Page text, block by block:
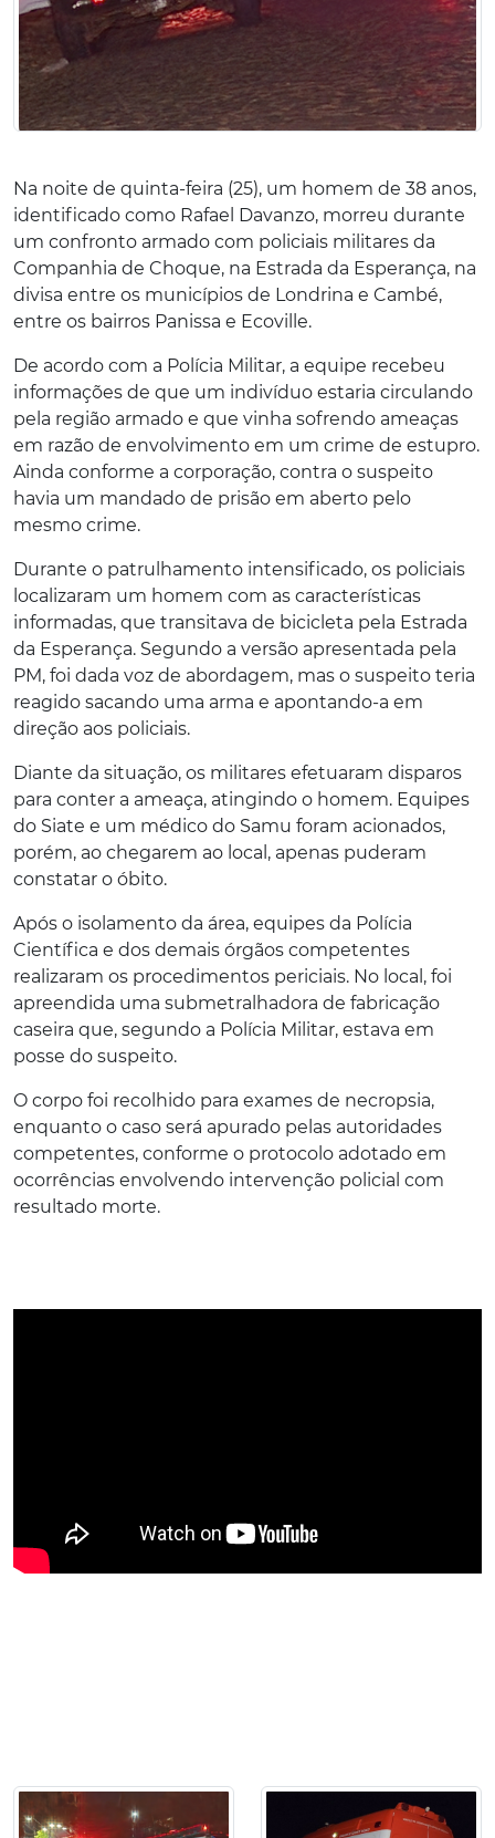
Na noite de quinta-feira (25), um homem de 38 anos,
identificado como Rafael Davanzo, morreu durante
um confronto armado com policiais militares da
Companhia de Choque, na Estrada da Esperança, na
divisa entre os municípios de Londrina e Cambé,
entre os bairros Panissa e Ecoville.
De acordo com a Polícia Militar, a equipe recebeu
informações de que um indivíduo estaria circulando
pela região armado e que vinha sofrendo ameaças
em razão de envolvimento em um crime de estupro.
Ainda conforme a corporação, contra o suspeito
havia um mandado de prisão em aberto pelo
mesmo crime.
Durante o patrulhamento intensificado, os policiais
localizaram um homem com as características
informadas, que transitava de bicicleta pela Estrada
da Esperança. Segundo a versão apresentada pela
PM, foi dada voz de abordagem, mas o suspeito teria
reagido sacando uma arma e apontando-a em
direção aos policiais.
Diante da situação, os militares efetuaram disparos
para conter a ameaça, atingindo o homem. Equipes
do Siate e um médico do Samu foram acionados,
porém, ao chegarem ao local, apenas puderam
constatar o óbito.
Após o isolamento da área, equipes da Polícia
Científica e dos demais órgãos competentes
realizaram os procedimentos periciais. No local, foi
apreendida uma submetralhadora de fabricação
caseira que, segundo a Polícia Militar, estava em
posse do suspeito.
O corpo foi recolhido para exames de necropsia,
enquanto o caso será apurado pelas autoridades
competentes, conforme o protocolo adotado em
ocorrências envolvendo intervenção policial com
resultado morte.